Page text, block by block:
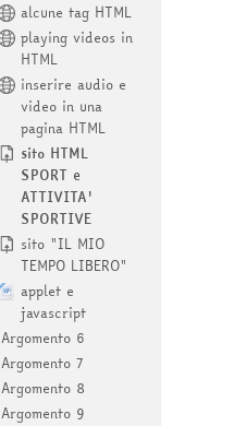
alcune tag HTML
playing videos in
HTML
inserire audio e
video in una
pagina HTML
sito HTML
SPORT e
ATTIVITA'
SPORTIVE
sito "IL MIO
TEMPO LIBERO"
applet e
javascript
Argomento 6
Argomento 7
Argomento 8
Argomento 9